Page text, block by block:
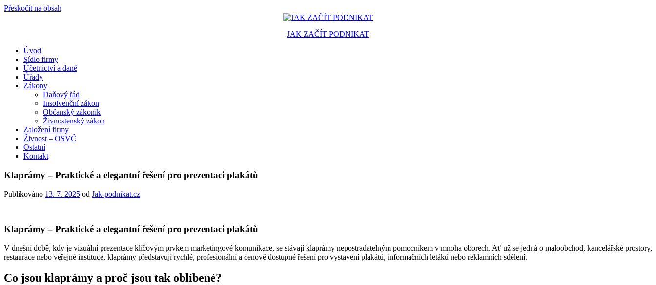
Přeskočit na obsah
JAK ZAČÍT PODNIKAT
Portál pro podnikatele
Úvod
Sídlo firmy
Účetnictví a daně
Úřady
Zákony
Daňový řád
Insolvenční zákon
Občanský zákoník
Živnostenský zákon
Založení firmy
Živnost – OSVČ
Ostatní
Kontakt
Klaprámy – Praktické a elegantní řešení pro prezentaci plakátů
Publikováno 13. 7. 2025 od Jak-podnikat.cz
Klaprámy – Praktické a elegantní řešení pro prezentaci plakátů
V dnešní době, kdy je vizuální prezentace klíčovým prvkem marketingové komunikace, se stávají klaprámy nepostradatelným pomocníkem v mnoha oborech. Ať už se jedná o maloobchod, kancelářské prostory,
restaurace nebo veřejné instituce, klaprámy představují rychlé, profesionální a cenově dostupné řešení pro vystavení plakátů, informačních letáků nebo reklamních sdělení.
Co jsou klaprámy a proč jsou tak oblíbené?